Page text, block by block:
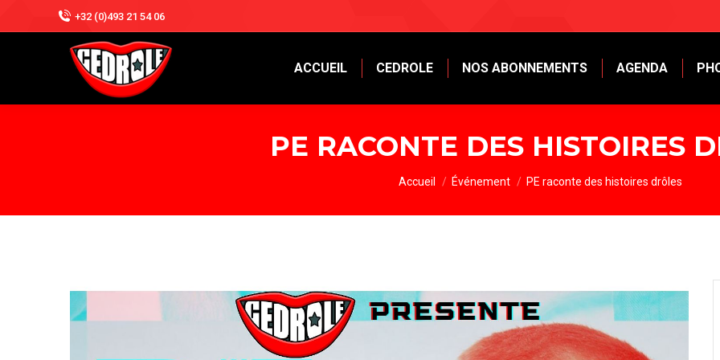
+32 (0)493 21 54 06
ACCUEIL CEDROLE NOS ABONNEMENTS AGENDA
PE RACONTE DES HISTOIRES
Vous êtes ici :
Accueil Événement PE raconte des histoires drôles